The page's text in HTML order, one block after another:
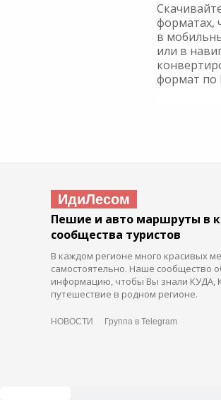
форматах,
в
или в
формат по
ИдиЛесом
Пешие и авто маршруты в
сообщества туристов
В каждом регионе много красивых
самостоятельно. Наше сообщество
информацию, чтобы Вы знали КУДА,
путешествие в родном регионе.
НОВОСТИ Группа в Telegram